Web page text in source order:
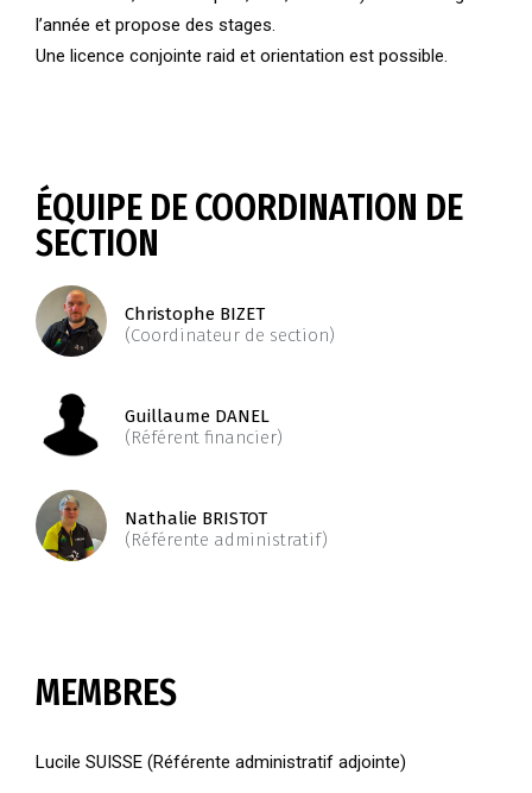
l’année et propose des stages.
Une licence conjointe raid et orientation est possible.
ÉQUIPE DE COORDINATION DE
SECTION
Christophe BIZET
(Coordinateur de section)
Guillaume DANEL
(Référent financier)
Nathalie BRISTOT
(Référente administratif)
MEMBRES
Lucile SUISSE (Référente administratif adjointe)